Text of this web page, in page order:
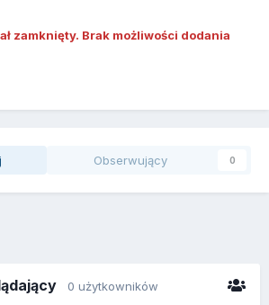
zamknięty. Brak możliwości dodania
Obserwujący 0
0 użytkowników